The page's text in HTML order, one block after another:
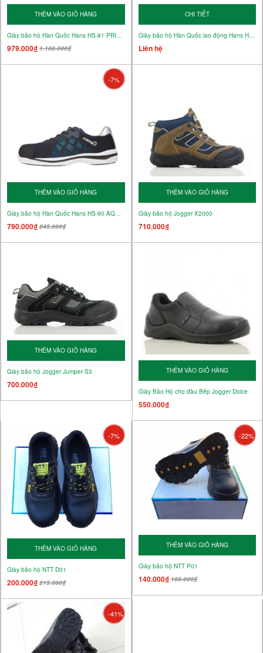
THÊM VÀO GIỎ HÀNG
Giày bảo hộ Hàn Quốc Hans HS-81 PRINCE - Giày cho công việc nhẹ
979.000₫ 1.100.000₫
CHI TIẾT
Giày bảo hộ Hàn Quốc lao động Hans HS-84 GOLD(Đen) - Giày cho công việc thường
Liên hệ
-7%
THÊM VÀO GIỎ HÀNG
Giày bảo hộ Hàn Quốc Hans HS-90 AQUA(XANH)
790.000₫ 845.000₫
THÊM VÀO GIỎ HÀNG
Giày bảo hộ Jogger X2000
710.000₫
THÊM VÀO GIỎ HÀNG
Giày bảo hộ Jogger Jumper S3
700.000₫
THÊM VÀO GIỎ HÀNG
Giày Bảo Hộ cho đầu Bếp Jogger Dolce
550.000₫
-7%
THÊM VÀO GIỎ HÀNG
Giày bảo hộ NTT D01
200.000₫ 215.000₫
-22%
THÊM VÀO GIỎ HÀNG
Giày bảo hộ NTT P01
140.000₫180.000₫
-41%